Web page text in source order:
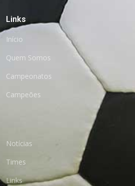
Links
Início
Quem Somos
Campeonatos
Campeões
Notícias
Times
Links